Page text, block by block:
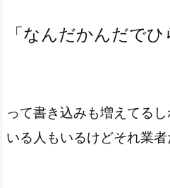
「なんだかんだでひ
って書き込みも増えてる
いる人もいるけどそれ業者